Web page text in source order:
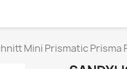
Mini Prismatic